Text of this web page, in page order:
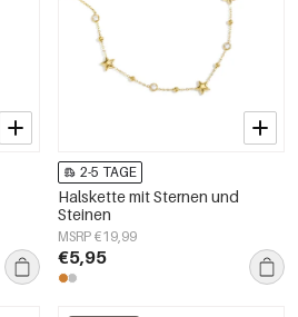
2-5 TAGE
Halskette mit Sternen und
Steinen
MSRP €19,99
€5,95